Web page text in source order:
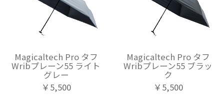
Magicaltech Pro タフ
Wribプレーン55 ライト
グレー
￥5,500
Magicaltech Pro タフ
Wribプレーン55 ブラッ
ク
￥5,500